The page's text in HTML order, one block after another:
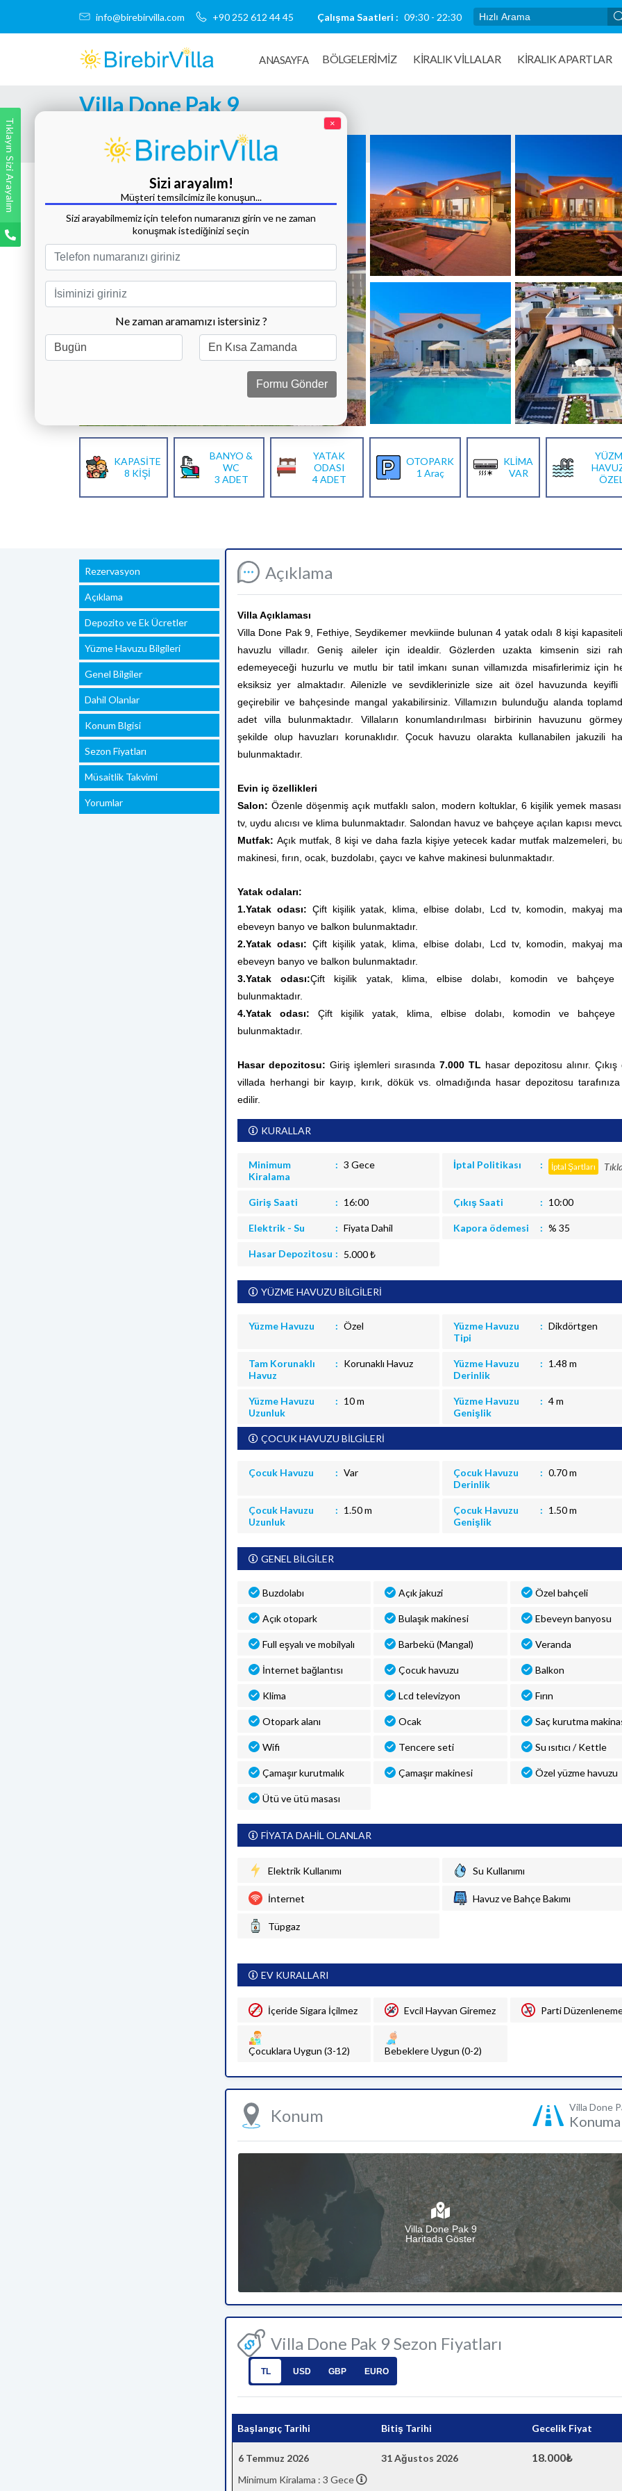
info@birebirvilla.com +90 252 612 44 45 Çalışma Saatleri : 09:30 - 22:30
ANASAYFA BÖLGELERİMİZ KIRALIK VILLALAR KİRALIK APARTLAR
Villa Done Pak 9
Tüm Fotoğrafları Göster
KAPASİTE
8 KİŞİ
BANYO &
WC
3 ADET
YATAK
ODASI
4 ADET
OTOPARK
1 Araç
KLİMA
VAR
Rezervasyon
Açıklama
Depozito ve Ek Ücretler
Yüzme Havuzu Bilgileri
Genel Bilgiler
Dahil Olanlar
Konum Blgisi
Sezon Fiyatları
Müsaitlik Takvimi
Yorumlar
Açıklama
Villa Açıklaması
Villa Done Pak 9, Fethiye, Seydikemer mevkiinde bulunan 4 yatak odalı 8 kişi
havuzlu villadır. Geniş aileler için idealdir. Gözlerden uzakta kimsenin sizi
edemeyeceği huzurlu ve mutlu bir tatil imkanı sunan villamızda misafirlerimiz için
eksiksiz yer almaktadır. Ailenizle ve sevdiklerinizle size ait özel havuzunda keyifli
geçirebilir ve bahçesinde mangal yakabilirsiniz. Villamızın bulunduğu alanda
adet villa bulunmaktadır. Villaların konumlandırılması birbirinin havuzunu
şekilde olup havuzları korunaklıdır. Çocuk havuzu olarakta kullanabilen jakuzili
bulunmaktadır.
Evin iç özellikleri
Salon: Özenle döşenmiş açık mutfaklı salon, modern koltuklar, 6 kişilik yemek
tv, uydu alıcısı ve klima bulunmaktadır. Salondan havuz ve bahçeye açılan kapısı
Mutfak: Açık mutfak, 8 kişi ve daha fazla kişiye yetecek kadar mutfak malzemeleri,
makinesi, fırın, ocak, buzdolabı, çaycı ve kahve makinesi bulunmaktadır.
Yatak odaları:
1.Yatak odası: Çift kişilik yatak, klima, elbise dolabı, Lcd tv, komodin, makyaj
ebeveyn banyo ve balkon bulunmaktadır.
2.Yatak odası: Çift kişilik yatak, klima, elbise dolabı, Lcd tv, komodin, makyaj
ebeveyn banyo ve balkon bulunmaktadır.
3.Yatak odası:Çift kişilik yatak, klima, elbise dolabı, komodin ve bahçeye
bulunmaktadır.
4.Yatak odası: Çift kişilik yatak, klima, elbise dolabı, komodin ve bahçeye
bulunmaktadır.
Hasar depozitosu: Giriş işlemleri sırasında 7.000 TL hasar depozitosu alınır. Çıkış
villada herhangi bir kayıp, kırık, dökük vs. olmadığında hasar depozitosu
edilir.
KURALLAR
Minimum
Kiralama
3 Gece İptal Politikası İptal Şartları
Giriş Saati 16:00 Çıkış Saati 10:00
Elektrik - Su Fiyata Dahil Kapora ödemesi % 35
Hasar Depozitosu 5.000 ₺
YÜZME HAVUZU BİLGİLERİ
Yüzme Havuzu Özel
Yüzme Havuzu
Tipi
Dikdörtgen
Tam Korunaklı
Havuz
Korunaklı Havuz
Yüzme Havuzu
Derinlik
1.48 m
Yüzme Havuzu
Uzunluk
10 m
Yüzme Havuzu
Genişlik
4 m
ÇOCUK HAVUZU BİLGİLERİ
Çocuk Havuzu Var
Çocuk Havuzu
Derinlik
0.70 m
Çocuk Havuzu
Uzunluk
1.50 m
Çocuk Havuzu
Genişlik
1.50 m
GENEL BİLGİLER
Buzdolabı Açık jakuzi Özel bahçeli
Açık otopark Bulaşık makinesi Ebeveyn banyosu
Full eşyalı ve mobilyalı Barbekü (Mangal) Veranda
İnternet bağlantısı Çocuk havuzu Balkon
Klima Lcd televizyon Fırın
Otopark alanı Ocak Saç kurutma
Wifi Tencere seti Su ısıtıcı / Kettle
Çamaşır kurutmalık Çamaşır makinesi Özel yüzme havuzu
Ütü ve ütü masası
FİYATA DAHİL OLANLAR
Elektrik Kullanımı Su Kullanımı
İnternet Havuz ve Bahçe Bakımı
Tüpgaz
EV KURALLARI
İçeride Sigara İçilmez Evcil Hayvan Giremez Parti
Çocuklara Uygun (3-12) Bebeklere Uygun (0-2)
Konum Villa Done
Villa Done Pak 9
Haritada Göster
Villa Done Pak 9 Sezon Fiyatları
TL USD GBP EURO
Başlangıç Tarihi Bitiş Tarihi Gecelik Fiyat
6 Temmuz 2026 31 Ağustos 2026 18.000₺
Minimum Kiralama : 3 Gece
Tıklayın Sizi Arayalım ×
Sizi arayalım!
Müşteri temsilcimiz ile konuşun...
Sizi arayabilmemiz için telefon numaranızı girin ve ne zaman
konuşmak istediğinizi seçin
Ne zaman aramamızı istersiniz ?
Formu Gönder